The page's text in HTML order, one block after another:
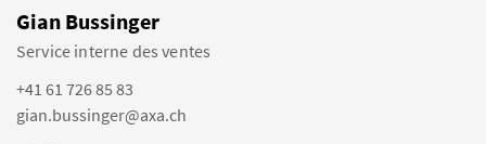
Gian Bussinger
Service interne des ventes
+41 61 726 85 83
gian.bussinger@axa.ch